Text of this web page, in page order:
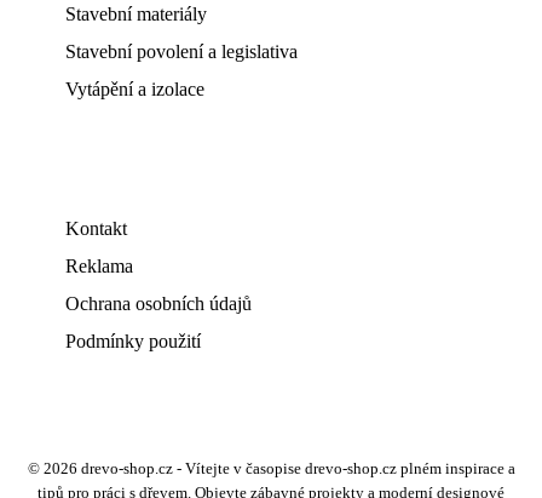
Stavební materiály
Stavební povolení a legislativa
Vytápění a izolace
Kontakt
Reklama
Ochrana osobních údajů
Podmínky použití
© 2026 drevo-shop.cz - Vítejte v časopise drevo-shop.cz plném inspirace a
tipů pro práci s dřevem. Objevte zábavné projekty a moderní designové